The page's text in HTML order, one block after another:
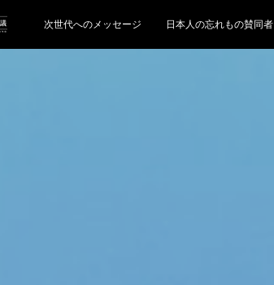
次世代へのメッセージ 日本人の忘れもの賛同者